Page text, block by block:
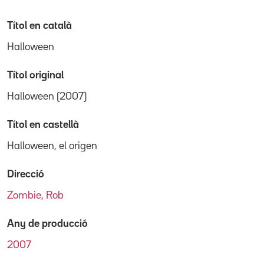
Títol en català
Halloween
Títol original
Halloween (2007)
Títol en castellà
Halloween, el origen
Direcció
Zombie, Rob
Any de producció
2007